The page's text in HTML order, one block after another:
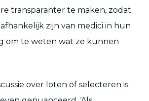
transparanter te maken, zodat
zijn van medici in hun
om te weten wat ze kunnen
over loten of selecteren is